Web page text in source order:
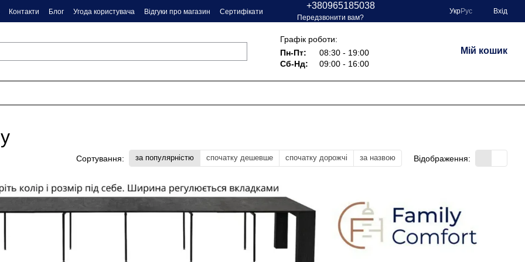
Контакти Блог Угода користувача Відгуки про магазин
Сертифікати
+380965185038
Передзвонити вам?
УкрРус Вхід
Графік роботи:
Пн-Пт:
08:30 - 19:00
Сб-Нд:
09:00 - 16:00
Мій кошик
Сортування: за популярністю спочатку дешевше спочатку дорожчі за назвою Відображення: